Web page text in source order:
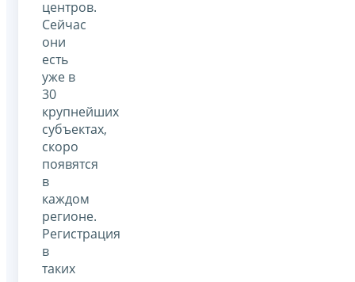
центров.
Сейчас
они
есть
уже в
30
крупнейших
субъектах,
скоро
появятся
в
каждом
регионе.
Регистрация
в
таких